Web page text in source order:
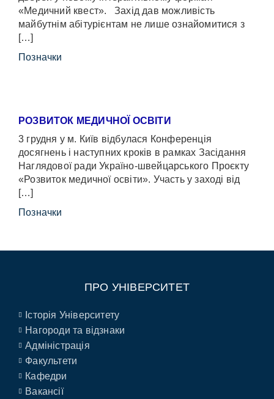
«Медичний квест». Захід дав можливість
майбутнім абітурієнтам не лише ознайомитися з
[…]
Позначки
РОЗВИТОК МЕДИЧНОЇ ОСВІТИ
3 грудня у м. Київ відбулася Конференція
досягнень і наступних кроків в рамках Засідання
Наглядової ради Україно-швейцарського Проєкту
«Розвиток медичної освіти». Участь у заході від
[…]
Позначки
ПРО УНІВЕРСИТЕТ
Історія Університету
Нагороди та відзнаки
Адміністрація
Факультети
Кафедри
Вакансії